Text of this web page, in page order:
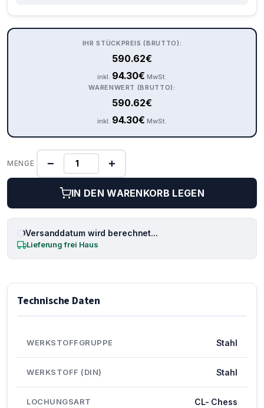
IHR STÜCKPREIS (BRUTTO):
590.62€
inkl. 94.30€ MwSt.
WARENWERT (BRUTTO):
590.62€
inkl. 94.30€ MwSt.
MENGE − +
IN DEN WARENKORB LEGEN
Versanddatum wird berechnet...
Lieferung frei Haus
Technische Daten
WERKSTOFFGRUPPE Stahl
WERKSTOFF (DIN) Stahl
LOCHUNGSART CL- Chess